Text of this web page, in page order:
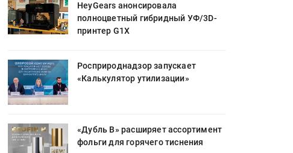
HeyGears анонсировала
полноцветный гибридный УФ/3D-
принтер G1X
Росприроднадзор запускает
«Калькулятор утилизации»
«Дубль В» расширяет ассортимент
фольги для горячего тиснения